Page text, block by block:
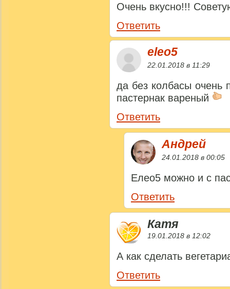
Очень вкусно!!!
Ответить
eleo5
22.01.2018 в 11:29
да без колбасы очень
пастернак вареный
Ответить
Андрей
24.01.2018 в 00:05
Елео5 можно и с
Ответить
Катя
19.01.2018 в 12:02
А как сделать
Ответить